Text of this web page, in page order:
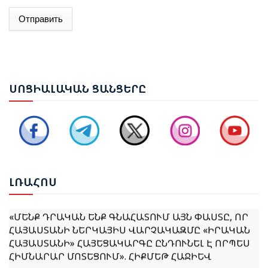
Отправить
ՍՈՑԻԱԼԱԿԱՆ ՑԱՆՑԵՐԸ
ԼՌԱՀՈՍ
ԱԴՐԲԵՋԱՆԻ ԱԳ ՆԱԽԱՐԱՐ ՋԵՅՀՈՒՆ ԲԱՅՐԱՄՈՎԸ
ՎԵՐԱԿԱՆԳՆՄԱՆ ՀԱՐՑԵՐՈՎ ՀԱՅԱՍՏԱՆ-ԹՈՒՐՔԻԱ
ՀԱՅԱՍՏԱՆԻ ՆԵՐԿԱՅԻՍ ՎԱՐՉԱԿԱԶՄԸ «ԻՐԱԿԱՆ
ՀԱՅԱՍՏԱՆԻ» ՀԱՅԵՑԱԿԱՐԳԸ ԸՆԴՈՒՆԵԼ Է ՈՐՊԵՍ
ՀԻՄՆԱՐԱՐ ՄՈՏԵՑՈՒՄ». ՀԻՔՄԵԹ ՀԱՋԻԵՎ